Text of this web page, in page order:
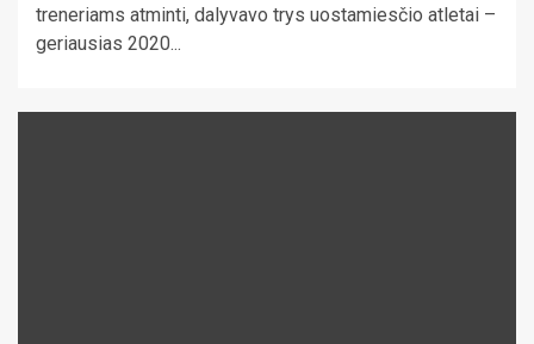
treneriams atminti, dalyvavo trys uostamiesčio atletai –
geriausias 2020...